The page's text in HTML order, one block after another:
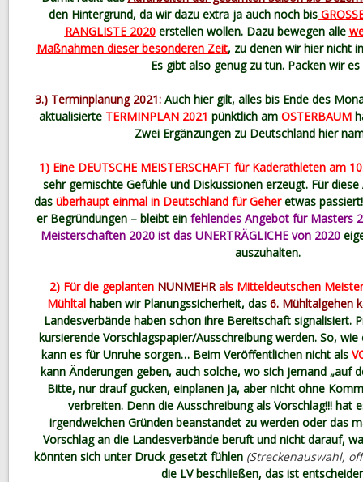
den Hintergrund, da wir dazu extra ja auch noch bis
RANGLISTE 2020erstellen wollen. Dazu bewegen alle
Maßnahmen dieser besonderen Zeit, zu denen wir hier nicht
Es gibt also genug zu tun. Packen wir
3.) Terminplanung 2021: Auch hier gilt, alles bis Ende des
aktualisierte TERMINPLAN 2021 pünktlich am OSTERBAUM
Zwei Ergänzungen zu Deutschland hier
1) Eine DEUTSCHE MEISTERSCHAFT für Kaderathleten am
sehr gemischte Gefühle und Diskussionen erzeugt. Für
das überhaupt einmal in Deutschland für Geheretwas
er Begründungen – bleibt ein fehlendes Angebot für Masters
Meisterschaften 2020 ist das UNERTRÄGLICHE von 2020
auszuhalten.
2) Für die geplantenNUNMEHRals Mitteldeutschen
Mühltalhaben wir Planungssicherheit, das 6. Mühltalgehen
Landesverbände haben schon ihre Bereitschaft signalisiert.
kursierende Vorschlagspapier/Ausschreibung werden. So,
kann es für Unruhe sorgen… Beim Veröffentlichen nicht als
kann Änderungen geben, auch solche, wo sich jemand „auf
Bitte, nur drauf gucken, einplanen ja, aber nicht ohne
verbreiten. Denn die Ausschreibung als Vorschlag!!! hat
irgendwelchen Gründen beanstandet zu werden oder das
Vorschlag an die Landesverbände beruft und nicht darauf,
könnten sich unter Druck gesetzt fühlen (Streckenauswahl,
die LV beschließen, das ist